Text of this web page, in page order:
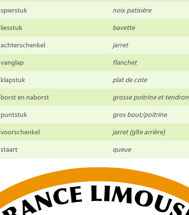
spierstuk
noix patisière
liesstuk
bavette
achterschenkel
jarret
vanglap
flanchet
klapstuk
plat de cote
borst en naborst
grosse poitrine et tendron
puntstuk
gros bout/poitrine
voorschenkel
jarret (gîte arrière)
staart queue